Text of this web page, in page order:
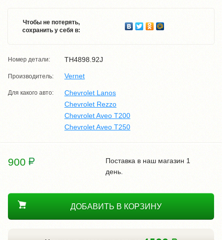
Чтобы не потерять,
сохранить у себя в:
Номер детали: TH4898.92J
Производитель: Vernet
Для какого авто:
Chevrolet Lanos
Chevrolet Rezzo
Chevrolet Aveo T200
Chevrolet Aveo T250
900
Поставка в наш магазин 1
день.
ДОБАВИТЬ В КОРЗИНУ